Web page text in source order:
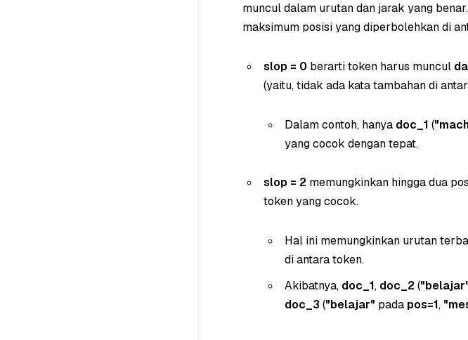
muncul dalam urutan dan jarak yang
maksimum posisi yang diperbolehkan di
slop = 0 berarti token harus muncul
(yaitu, tidak ada kata tambahan di
Dalam contoh, hanya doc_1 (
yang cocok dengan tepat.
slop = 2 memungkinkan hingga dua
token yang cocok.
Hal ini memungkinkan urutan
di antara token.
Akibatnya, doc_1, doc_2(
doc_3 ("belajar" pada pos=1,